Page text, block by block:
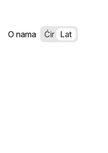
O nama Ćir Lat